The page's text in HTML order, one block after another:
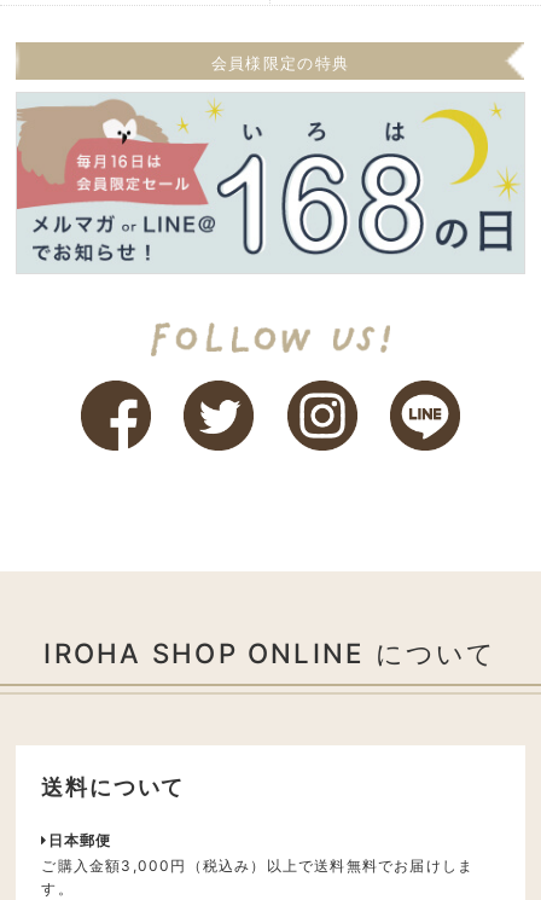
会員様限定の特典
IROHA SHOP ONLINE について
送料について
日本郵便
ご購入金額3,000円（税込み）以上で送料無料でお届けしま
す。